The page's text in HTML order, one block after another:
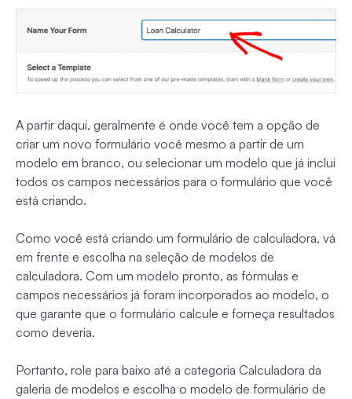
A partir daqui, geralmente é onde você tem a opção de
criar um novo formulário você mesmo a partir de um
modelo em branco, ou selecionar um modelo que já inclui
todos os campos necessários para o formulário que você
está criando.
Como você está criando um formulário de calculadora, vá
em frente e escolha na seleção de modelos de
calculadora. Com um modelo pronto, as fórmulas e
campos necessários já foram incorporados ao modelo, o
que garante que o formulário calcule e forneça resultados
como deveria.
Portanto, role para baixo até a categoria Calculadora da
galeria de modelos e escolha o modelo de formulário de